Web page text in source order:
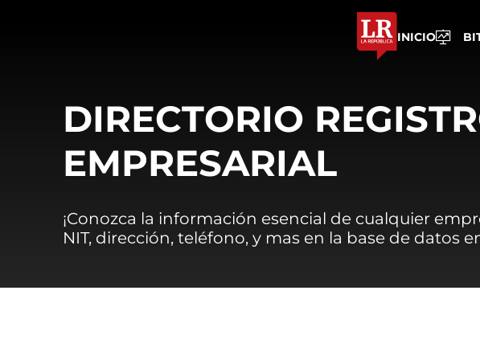
INICIO
DIRECTORIO
EMPRESARIAL
¡Conozca la información esencial de cualquier
NIT, dirección, teléfono, y mas en la base de datos